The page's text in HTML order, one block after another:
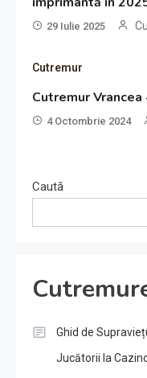
29 Iulie 2025
Cutremur
Cutremur
4 Octombrie 2024
Caută
Ghid de
Jucătorii la